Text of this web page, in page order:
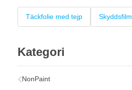
Täckfolie med tejp Skyddsfilm
Kategori
NonPaint